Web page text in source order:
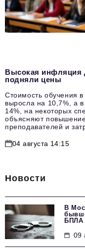
Высокая инфляция
подняли цены
Стоимость обучения в
выросла на 10,7%, а в
14%, на некоторых
объясняют
преподавателей и
04 августа 14:15
Новости
В
БПЛА
09